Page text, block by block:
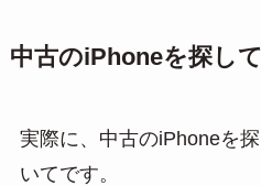
中古のiPhoneを探し
実際に、中古のiPhoneを
いてです。